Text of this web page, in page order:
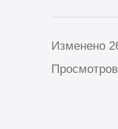
Изменено